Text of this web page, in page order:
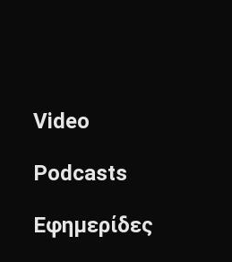
Video
Podcasts
Εφημερίδες